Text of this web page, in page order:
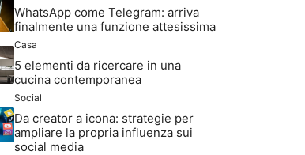
WhatsApp come Telegram: arriva
finalmente una funzione attesissima
Casa
5 elementi da ricercare in una
cucina contemporanea
Social
Da creator a icona: strategie per
ampliare la propria influenza sui
social media